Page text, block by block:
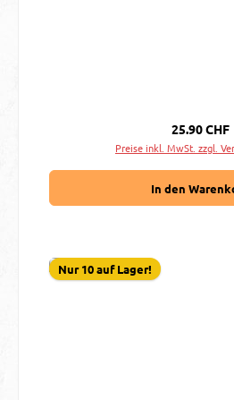
Regulärer
25.90 CHF
Preise inkl. MwSt. zzgl.
In den
Nur 10 auf Lager!